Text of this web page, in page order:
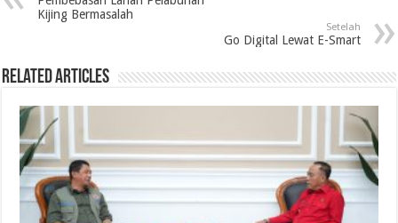
Kijing Bermasalah
Setelah
Go Digital Lewat E-Smart
Related Articles